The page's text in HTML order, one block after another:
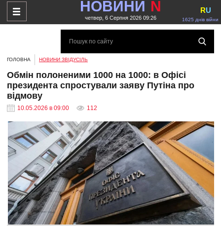
НОВИНИ N
четвер, 6 Серпня 2026 09:26 1625 днів війни
RU
ГОЛОВНА НОВИНИ ЗВІДУСІЛЬ
Обмін полоненими 1000 на 1000: в Офісі
президента спростували заяву Путіна про
відмову
10.05.2026 в 09:00 112